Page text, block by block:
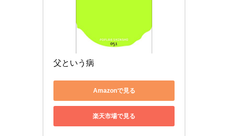
父という病
Amazonで見る
楽天市場で見る